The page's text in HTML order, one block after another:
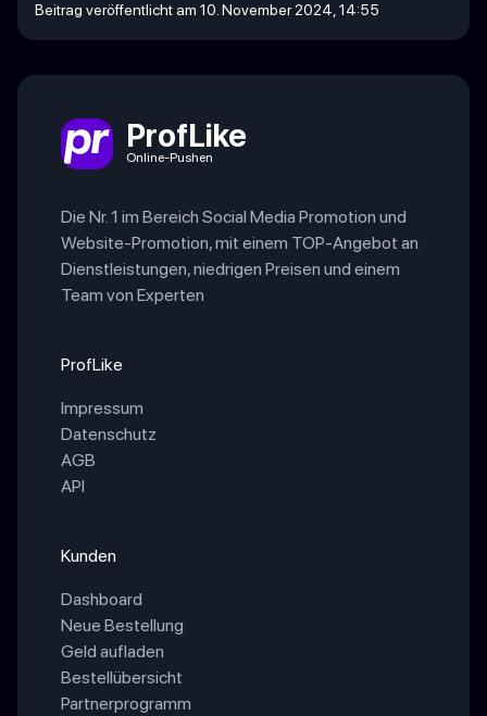
Beitrag veröffentlicht am 10. November 2024, 14:55
ProfLike
Online-Pushen
Die Nr. 1 im Bereich Social Media Promotion und
Website-Promotion, mit einem TOP-Angebot an
Dienstleistungen, niedrigen Preisen und einem
Team von Experten
ProfLike
Impressum
Datenschutz
AGB
API
Kunden
Dashboard
Neue Bestellung
Geld aufladen
Bestellübersicht
Partnerprogramm